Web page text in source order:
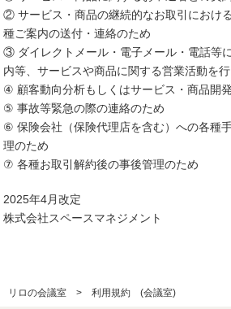
② サービス・商品の継続的なお取引におけ
種ご案内の送付・連絡のため
③ ダイレクトメール・電子メール・電話等
内等、サービスや商品に関する営業活動を
④ 顧客動向分析もしくはサービス・商品開
⑤ 事故等緊急の際の連絡のため
⑥ 保険会社（保険代理店を含む）への各種
理のため
⑦ 各種お取引解約後の事後管理のため
2025年4月改定
株式会社スペースマネジメント
リロの会議室 利用規約 (会議室)